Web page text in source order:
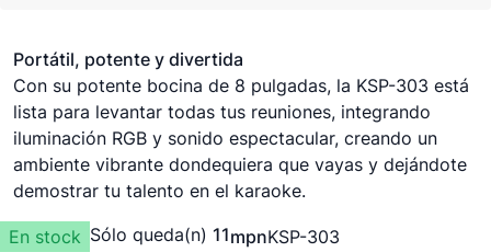
Portátil, potente y divertida
Con su potente bocina de 8 pulgadas, la KSP-303 está
lista para levantar todas tus reuniones, integrando
iluminación RGB y sonido espectacular, creando un
ambiente vibrante dondequiera que vayas y dejándote
demostrar tu talento en el karaoke.
En stock Sólo queda(n) 11mpnKSP-303